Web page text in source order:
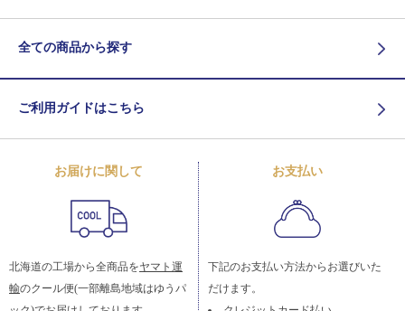
全ての商品から探す
ご利用ガイドはこちら
お届けに関して
北海道の工場から全商品をヤマト運
輸のクール便(一部離島地域はゆうパ
お支払い
下記のお支払い方法からお選びいた
だけます。